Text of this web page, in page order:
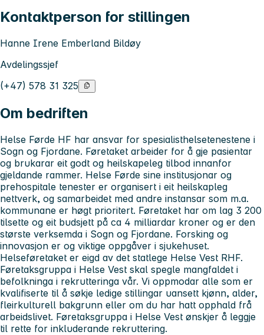
Kontaktperson for stillingen
Hanne Irene Emberland Bildøy
Avdelingssjef
(+47) 578 31 325
Om bedriften
Helse Førde HF har ansvar for spesialisthelsetenestene i
Sogn og Fjordane. Føretaket arbeider for å gje pasientar
og brukarar eit godt og heilskapeleg tilbod innanfor
gjeldande rammer. Helse Førde sine institusjonar og
prehospitale tenester er organisert i eit heilskapleg
nettverk, og samarbeidet med andre instansar som m.a.
kommunane er høgt prioritert. Føretaket har om lag 3 200
tilsette og eit budsjett på ca 4 milliardar kroner og er den
største verksemda i Sogn og Fjordane. Forsking og
innovasjon er og viktige oppgåver i sjukehuset.
Helseføretaket er eigd av det statlege Helse Vest RHF.
Føretaksgruppa i Helse Vest skal spegle mangfaldet i
befolkninga i rekrutteringa vår. Vi oppmodar alle som er
kvalifiserte til å søkje ledige stillingar uansett kjønn, alder,
fleirkulturell bakgrunn eller om du har hatt opphald frå
arbeidslivet. Føretaksgruppa i Helse Vest ønskjer å leggje
til rette for inkluderande rekruttering.